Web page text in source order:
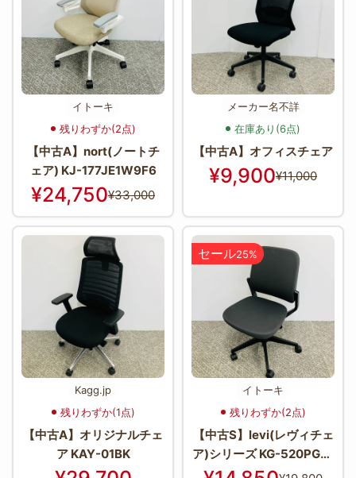
イトーキ
残りわずか(2点)
【中古A】nort(ノートチ
ェア) KJ-177JE1W9F6
¥24,750¥33,000
メーカー名不詳
在庫あり(6点)
【中古A】オフィスチェア
¥9,900¥11,000
Kagg.jp
残りわずか(1点)
【中古A】オリジナルチェ
ア KAY-01BK
セール25%
イトーキ
残りわずか(2点)
【中古S】levi(レヴィチェ
ア)シリーズ KG-520PG-T
1W2